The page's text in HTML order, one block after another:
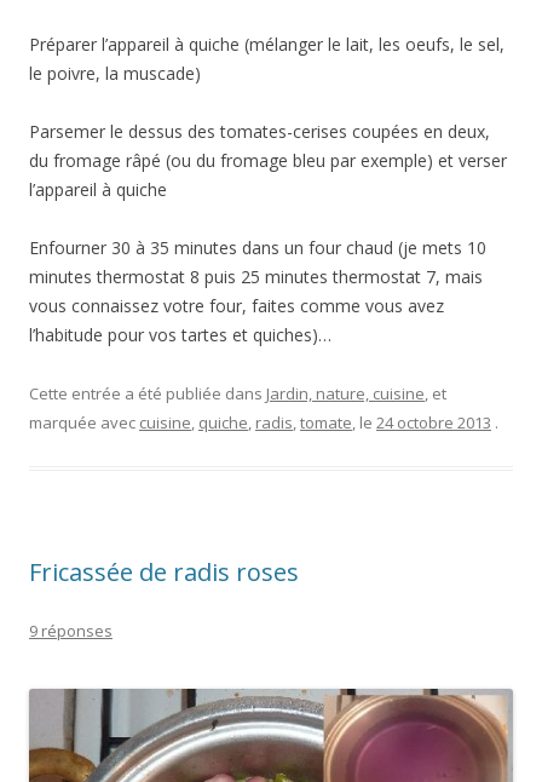
Préparer l’appareil à quiche (mélanger le lait, les oeufs, le sel,
le poivre, la muscade)
Parsemer le dessus des tomates-cerises coupées en deux,
du fromage râpé (ou du fromage bleu par exemple) et verser
l’appareil à quiche
Enfourner 30 à 35 minutes dans un four chaud (je mets 10
minutes thermostat 8 puis 25 minutes thermostat 7, mais
vous connaissez votre four, faites comme vous avez
l’habitude pour vos tartes et quiches)…
Cette entrée a été publiée dans Jardin, nature, cuisine, et
marquée avec cuisine, quiche, radis,tomate, le 24 octobre 2013 .
Fricassée de radis roses
9 réponses